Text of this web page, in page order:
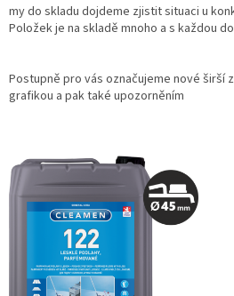
my do skladu dojdeme zjistit situaci u
Položek je na skladě mnoho a s každou
Postupně pro vás označujeme nové širší
grafikou a pak také upozorněním